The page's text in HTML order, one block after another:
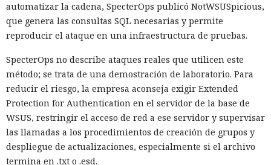
automatizar la cadena, SpecterOps publicó NotWSUSpicious,
que genera las consultas SQL necesarias y permite
reproducir el ataque en una infraestructura de pruebas.
SpecterOps no describe ataques reales que utilicen este
método; se trata de una demostración de laboratorio. Para
reducir el riesgo, la empresa aconseja exigir Extended
Protection for Authentication en el servidor de la base de
WSUS, restringir el acceso de red a ese servidor y supervisar
las llamadas a los procedimientos de creación de grupos y
despliegue de actualizaciones, especialmente si el archivo
termina en .txt o .esd.